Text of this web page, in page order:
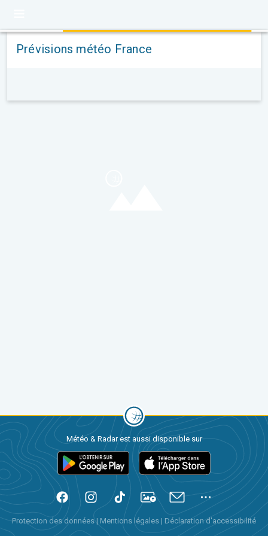
Prévisions météo France
Météo & Radar est aussi disponible sur
Protection des données| Mentions légales | Déclaration d'accessibilité